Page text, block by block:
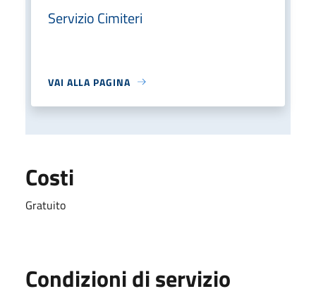
Servizio Cimiteri
VAI ALLA PAGINA
Costi
Gratuito
Condizioni di servizio